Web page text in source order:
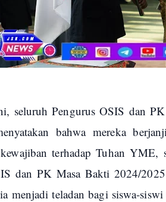
seluruh Pengurus OSIS dan
bahwa mereka
terhadap Tuhan YME,
dan PK Masa Bakti 2024/
menjadi teladan bagi siswa-